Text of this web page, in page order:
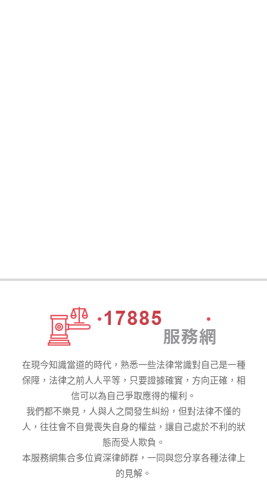
在現今知識當道的時代，熟悉一些法律常識對自己是一種
保障，法律之前人人平等，只要證據確實，方向正確，相
信可以為自己爭取應得的權利。
我們都不樂見，人與人之間發生糾紛，但對法律不懂的
人，往往會不自覺喪失自身的權益，讓自己處於不利的狀
態而受人欺負。
本服務網集合多位資深律師群，一同與您分享各種法律上
的見解。